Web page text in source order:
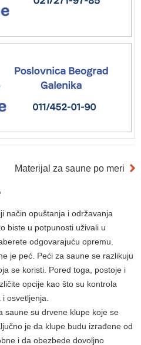
Materijal za saune po meri
način opuštanja i održavanja
biste u potpunosti uživali u
odgovarajuću opremu.
je peć. Peći za saune se razlikuju
se koristi. Pored toga, postoje i
opcije kao što su kontrola
osvetljenja.
saune su drvene klupe koje se
je da klupe budu izrađene od
i da obezbede dovoljno